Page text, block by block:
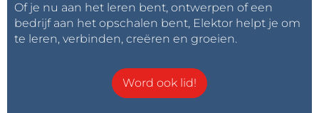
staan.
Ontwikkelhulpmiddelen
Microchip biedt zowel hardware als software
ondersteuning. De hardware bestaat uit de LX7720
dochterkaart (DB) als interface naar Microchip’s
Of je nu aan het leren bent, ontwerpen of een
bedrijf aan het opschalen bent, Elektor helpt je om
te leren, verbinden, creëren en groeien.
Word ook lid!